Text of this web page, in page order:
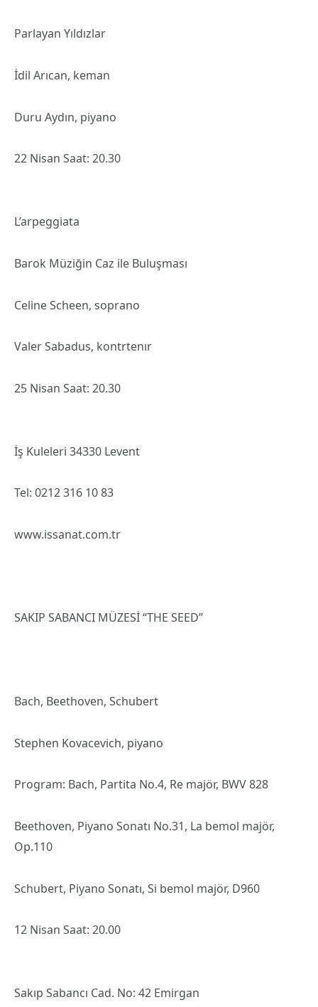
Parlayan Yıldızlar
İdil Arıcan, keman
Duru Aydın, piyano
22 Nisan Saat: 20.30
L’arpeggiata
Barok Müziğin Caz ile Buluşması
Celine Scheen, soprano
Valer Sabadus, kontrtenır
25 Nisan Saat: 20.30
İş Kuleleri 34330 Levent
Tel: 0212 316 10 83
www.issanat.com.tr
SAKIP SABANCI MÜZESİ “THE SEED”
Bach, Beethoven, Schubert
Stephen Kovacevich, piyano
Program: Bach, Partita No.4, Re majör, BWV 828
Beethoven, Piyano Sonatı No.31, La bemol majör,
Op.110
Schubert, Piyano Sonatı, Si bemol majör, D960
12 Nisan Saat: 20.00
Sakıp Sabancı Cad. No: 42 Emirgan